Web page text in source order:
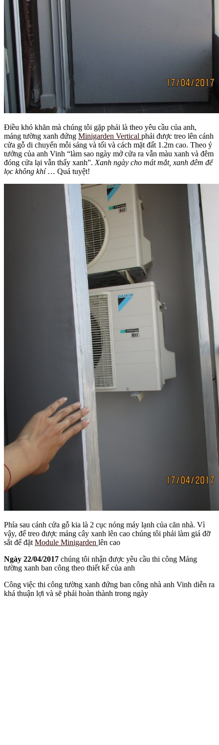
Điều khó khăn mà chúng tôi gặp phải là theo yêu cầu của anh,
mảng tường xanh đứng Minigarden Vertical phải được treo lên cánh
cửa gỗ di chuyển mỗi sáng và tối và cách mặt đất 1.2m cao. Theo ý
tưởng của anh Vinh “làm sao ngày mở cửa ra vẫn màu xanh và đêm
đóng cửa lại vẫn thấy xanh”. Xanh ngày cho mát mắt, xanh đêm để
lọc không khí… Quá tuyệt!
Phía sau cánh cửa gỗ kia là 2 cục nóng máy lạnh của căn nhà. Vì
vậy, để treo được mảng cây xanh lên cao chúng tôi phải làm giá đỡ
sắt để đặt Module Minigarden lên cao
Ngày 22/04/2017 chúng tôi nhận được yêu cầu thi công Mảng
tường xanh ban công theo thiết kế của anh
Công việc thi công tường xanh đứng ban công nhà anh Vinh diễn ra
khá thuận lợi và sẽ phải hoàn thành trong ngày